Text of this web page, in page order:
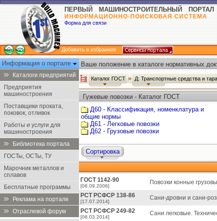
ПЕРВЫЙ МАШИНОСТРОИТЕЛЬНЫЙ ПОРТАЛ
ИНФОРМАЦИОННО-ПОИСКОВАЯ СИСТЕМА
Форма для связи
Добавить в избранное
Информация о портале
Каталоги предприятий
Предприятия
машиностроения
Поставщики проката,
поковок, отливок
Работы и услуги для
машиностроения
Библиотека портала
ГОСТы, ОСТы, ТУ
Марочник металлов и
сплавов
Бесплатные программы
Реклама на портале
Отраслевой форум
Ваше положение в каталоге нормативных
Каталог ГОСТ Д: Транспортные средства и
Гужевые повозки - Каталог ГОСТ
Д60 - Классификация, номенклатура и
общие нормы
Д61 - Легковые повозки
Д62 - Грузовые повозки
Сортировка
ГОСТ 1142-90
[06.09.2006]
Повозки конные
РСТ РСФСР 138-86
[17.07.2014]
Сани-дровни и сани-
РСТ РСФСР 249-82
[06.03.2014]
Сани легковые.